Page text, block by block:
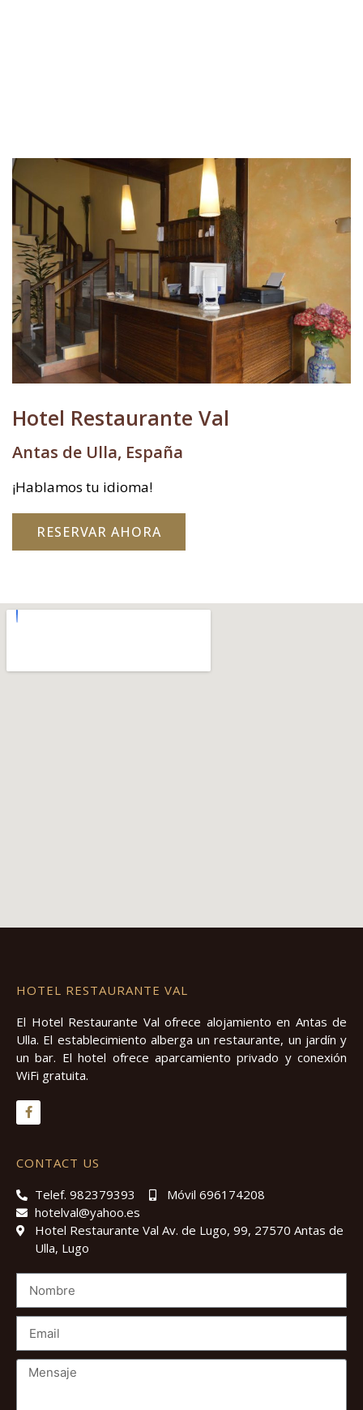
Hotel Restaurante Val
Antas de Ulla, España
¡Hablamos tu idioma!
RESERVAR AHORA
HOTEL RESTAURANTE VAL
El Hotel Restaurante Val ofrece alojamiento en Antas de
Ulla. El establecimiento alberga un restaurante, un jardín y
un bar. El hotel ofrece aparcamiento privado y conexión
WiFi gratuita.
CONTACT US
Telef. 982379393
Móvil 696174208
hotelval@yahoo.es
Hotel Restaurante Val Av. de Lugo, 99, 27570 Antas de
Ulla, Lugo